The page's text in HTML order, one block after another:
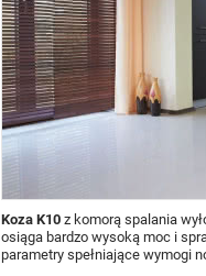
Koza K10z komorą spalania
osiąga bardzo wysoką moc i
parametry spełniające wymogi